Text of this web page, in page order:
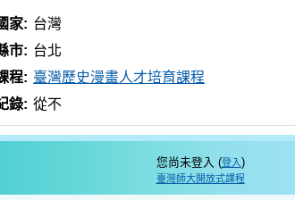
家: 台灣
市: 台北
程: 臺灣歷史漫畫人才培育課程
錄: 從不
您尚未登入 (登入)
臺灣師大開放式課程